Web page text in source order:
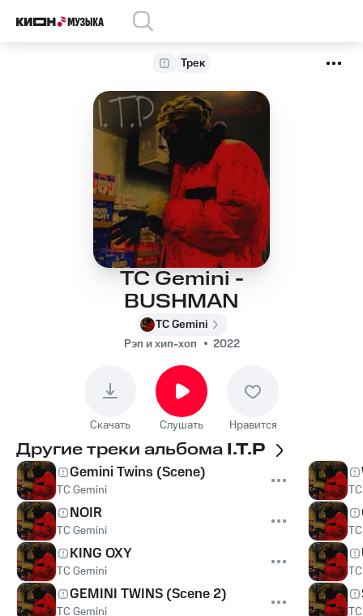
Трек
TC Gemini -
BUSHMAN
TC Gemini
Рэп и хип-хоп
2022
Скачать Слушать Нравится
Другие треки альбома I.T.P
Gemini Twins (Scene)
TC Gemini
NOIR
TC Gemini
KING OXY
TC Gemini
GEMINI TWINS (Scene 2)
TC Gemini